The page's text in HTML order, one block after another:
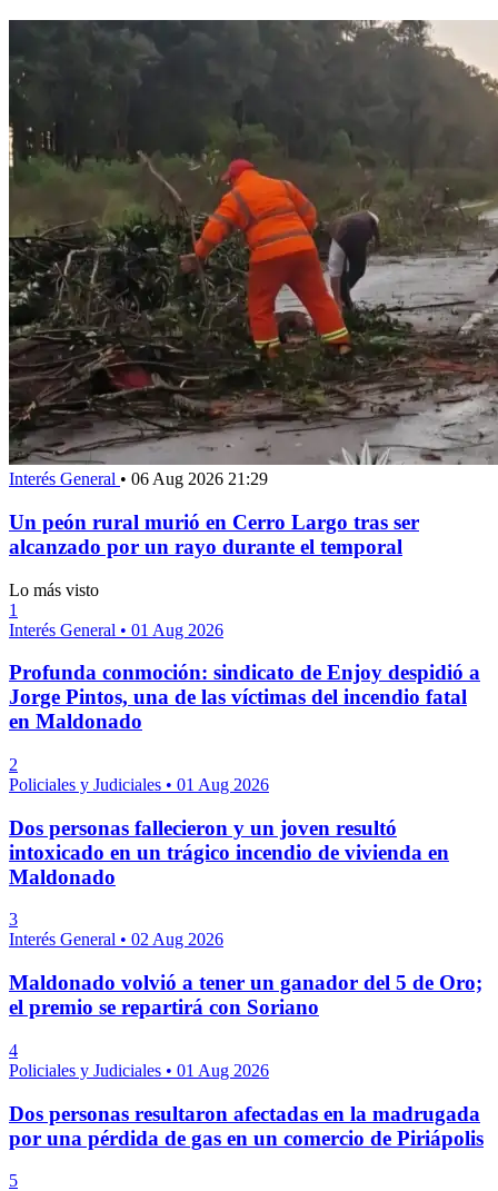
Interés General • 06 Aug 2026 21:29
Un peón rural murió en Cerro Largo tras ser
alcanzado por un rayo durante el temporal
Lo más visto
1
Interés General • 01 Aug 2026
Profunda conmoción: sindicato de Enjoy despidió a
Jorge Pintos, una de las víctimas del incendio fatal
en Maldonado
2
Policiales y Judiciales • 01 Aug 2026
Dos personas fallecieron y un joven resultó
intoxicado en un trágico incendio de vivienda en
Maldonado
3
Interés General • 02 Aug 2026
Maldonado volvió a tener un ganador del 5 de Oro;
el premio se repartirá con Soriano
4
Policiales y Judiciales • 01 Aug 2026
Dos personas resultaron afectadas en la madrugada
por una pérdida de gas en un comercio de Piriápolis
5